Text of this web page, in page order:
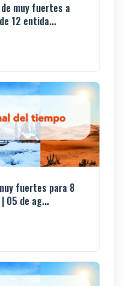
muy fuertes a
12 entida...
fuertes para 8
05 de ag...